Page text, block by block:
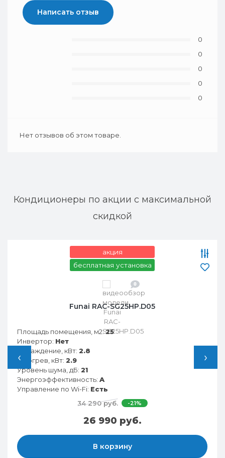
Написать отзыв
0
0
0
0
0
Нет отзывов об этом товаре.
Кондиционеры по акции с максимальной
скидкой
‹
акция
бесплатная установка
0
Funai RAC-SG25HP.D05
Площадь помещения, м2:25
Инвертор: Нет
Охлаждение, кВт: 2.8
Обогрев, кВт: 2.9
Уровень шума, дБ: 21
Энергоэффективность: A
Управление по Wi-Fi: Есть
34 290 руб.
-21%
26 990 руб.
В корзину
›